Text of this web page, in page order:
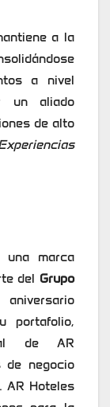
a la
a nivel
un aliado
de alto
una marca
del Grupo
portafolio,
de AR
de negocio
AR Hoteles